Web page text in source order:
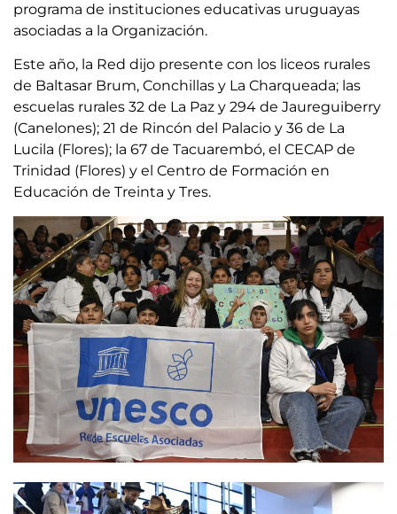
programa de instituciones educativas uruguayas
asociadas a la Organización.
Este año, la Red dijo presente con los liceos rurales
de Baltasar Brum, Conchillas y La Charqueada; las
escuelas rurales 32 de La Paz y 294 de Jaureguiberry
(Canelones); 21 de Rincón del Palacio y 36 de La
Lucila (Flores); la 67 de Tacuarembó, el CECAP de
Trinidad (Flores) y el Centro de Formación en
Educación de Treinta y Tres.